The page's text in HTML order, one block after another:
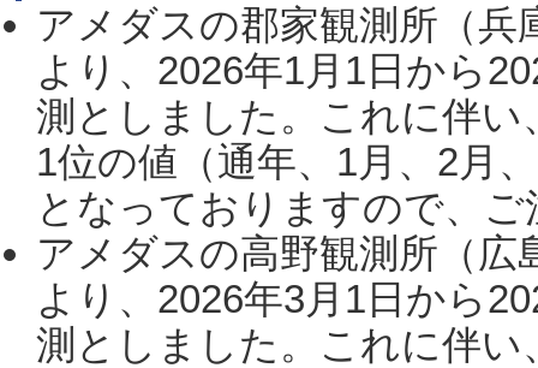
アメダスの郡家観測所（
より、2026年1月1日から
測としました。これに伴い
1位の値（通年、1月、2月
となっておりますので、
アメダスの高野観測所（
より、2026年3月1日から
測としました。これに伴い